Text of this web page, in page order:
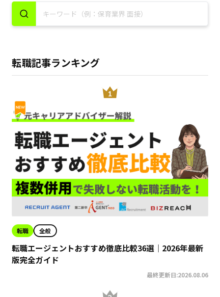
転職記事ランキング
転職 全般
転職エージェントおすすめ徹底比較36選｜2026年最新
版完全ガイド
最終更新日:2026.08.06